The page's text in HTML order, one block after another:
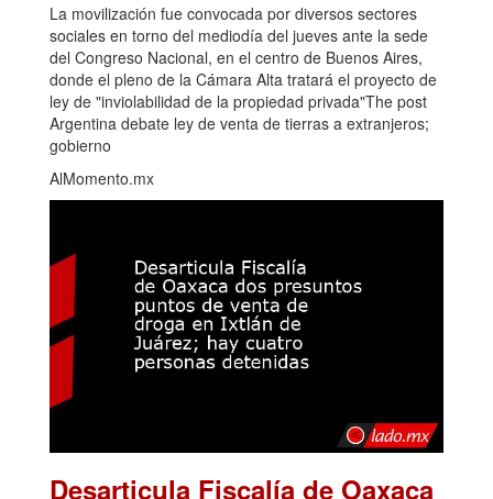
La movilización fue convocada por diversos sectores
sociales en torno del mediodía del jueves ante la sede
del Congreso Nacional, en el centro de Buenos Aires,
donde el pleno de la Cámara Alta tratará el proyecto de
ley de "inviolabilidad de la propiedad privada"The post
Argentina debate ley de venta de tierras a extranjeros;
gobierno
AlMomento.mx
Desarticula Fiscalía de Oaxaca